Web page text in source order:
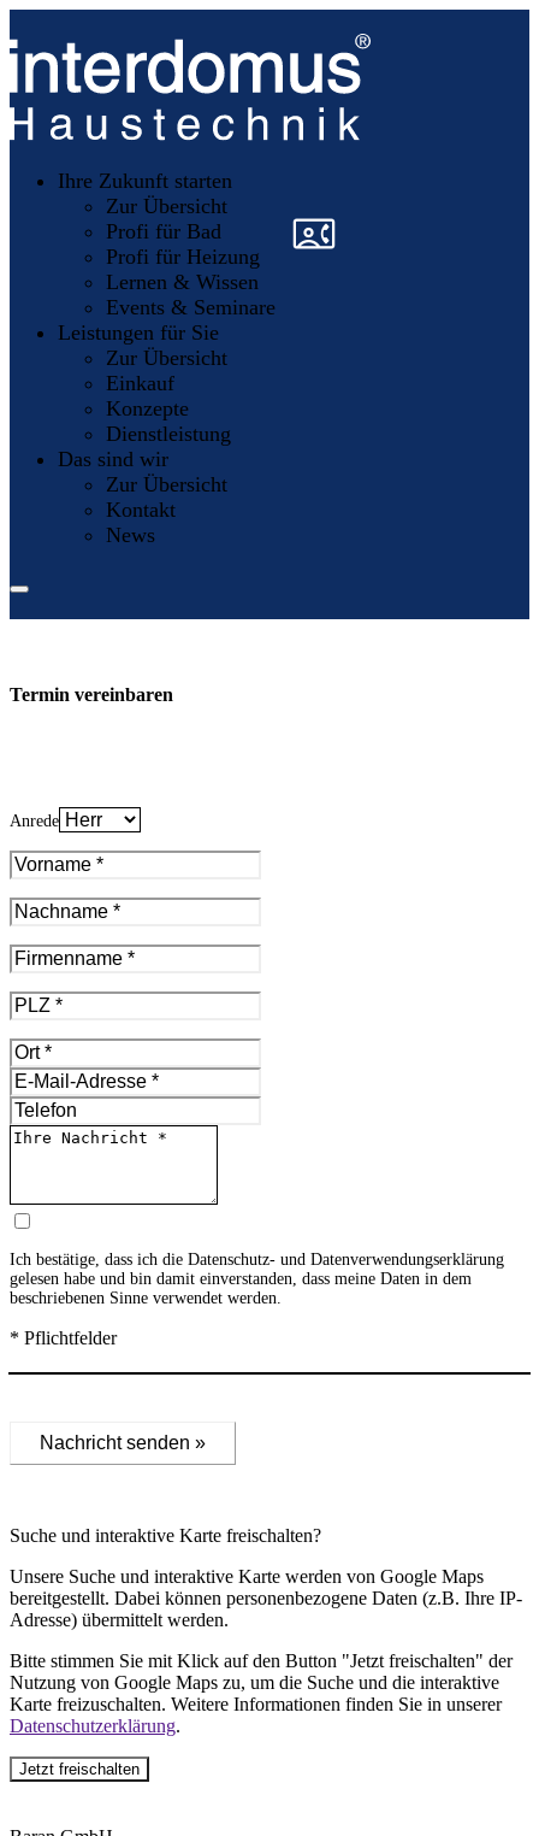
Ihre Zukunft starten
Zur Übersicht
Profi für Bad
Profi für Heizung
Lernen & Wissen
Events & Seminare
Leistungen für Sie
Zur Übersicht
Einkauf
Konzepte
Dienstleistung
Das sind wir
Zur Übersicht
Kontakt
News
»
Termin vereinbaren
Anrede
Ich bestätige, dass ich die Datenschutz- und Datenverwendungserklärung
gelesen habe und bin damit einverstanden, dass meine Daten in dem
beschriebenen Sinne verwendet werden.
* Pflichtfelder
Nachricht senden »
Suche und interaktive Karte freischalten?
Unsere Suche und interaktive Karte werden von Google Maps
bereitgestellt. Dabei können personenbezogene Daten (z.B. Ihre IP-
Adresse) übermittelt werden.
Bitte stimmen Sie mit Klick auf den Button "Jetzt freischalten" der
Nutzung von Google Maps zu, um die Suche und die interaktive
Karte freizuschalten. Weitere Informationen finden Sie in unserer
Datenschutzerklärung.
Jetzt freischalten